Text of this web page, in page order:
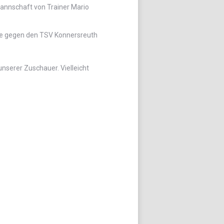
von Trainer Mario
gegen den TSV Konnersreuth
Zuschauer. Vielleicht